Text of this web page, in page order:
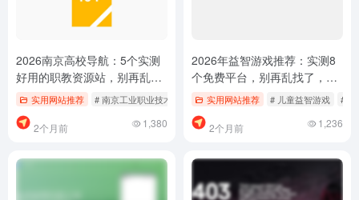
2026南京高校导航：5个实测
好用的职教资源站，别再乱找
了 实用网站推荐 # 南京工业职业技术大学怎么用 # 南京职教资源哪个好用 # 南
2个月前 1,380
2026年益智游戏推荐：实测8
个免费平台，别再乱找了，少
踩坑！实用网站推荐 # 儿童益智游戏 # 在
2个月前 1,236